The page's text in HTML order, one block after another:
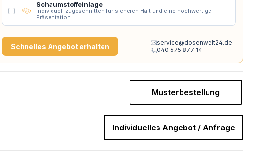
Schaumstoffeinlage
Individuell zugeschnitten für sicheren Halt und eine hochwertige
Präsentation
Schnelles Angebot erhalten
service@dosenwelt24.de
040 675 877 14
Musterbestellung
Individuelles Angebot / Anfrage